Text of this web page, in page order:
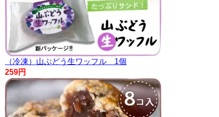
（冷凍）山ぶどう生ワッフル 1個
259円